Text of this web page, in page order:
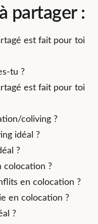
partager :
est fait pour toi
tu ?
est fait pour toi
coliving ?
idéal ?
?
colocation ?
en colocation ?
en colocation ?
?